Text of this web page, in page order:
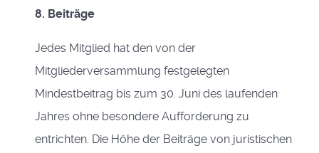
8. Beiträge
Jedes Mitglied hat den von der
Mitgliederversammlung festgelegten
Mindestbeitrag bis zum 30. Juni des laufenden
Jahres ohne besondere Aufforderung zu
entrichten. Die Höhe der Beiträge von juristischen